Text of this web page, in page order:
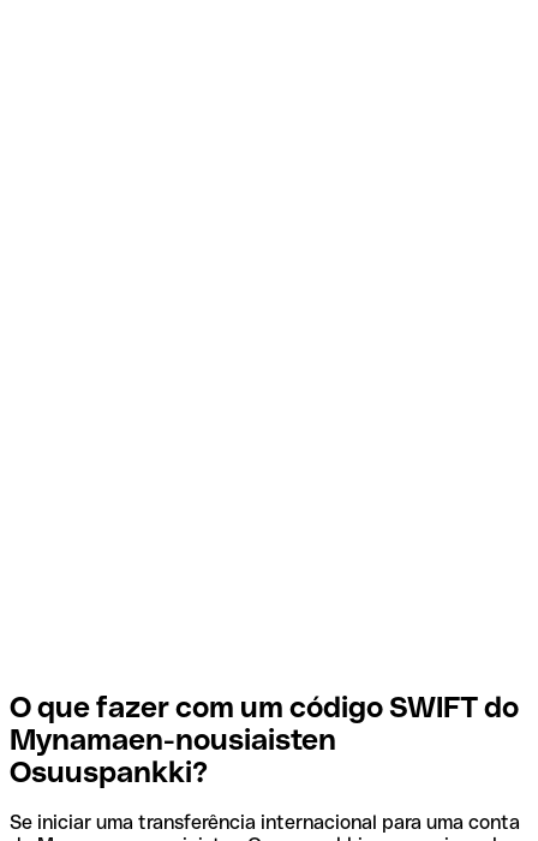
O que fazer com um código SWIFT do
Mynamaen-nousiaisten
Osuuspankki?
Se iniciar uma transferência internacional para uma conta